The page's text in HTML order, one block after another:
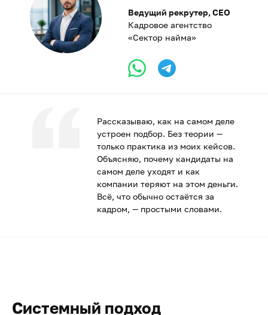
Рассказываю, как на самом деле
устроен подбор. Без теории —
только практика из моих кейсов.
Объясняю, почему кандидаты на
самом деле уходят и как
компании теряют на этом деньги.
Всё, что обычно остаётся за
кадром, — простыми словами.
Ведущий рекрутер, CEO
Кадровое агентство
«Сектор найма»
Системный подход